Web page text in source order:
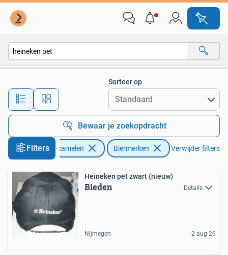
Alle afstanden…
Sorteer op
Bewaar je zoekopdracht
FiltersVerzamelen Biermerken Verwijder filters
Heineken pet zwart (nieuw)
Bieden Details
Nijmegen 2 aug 26